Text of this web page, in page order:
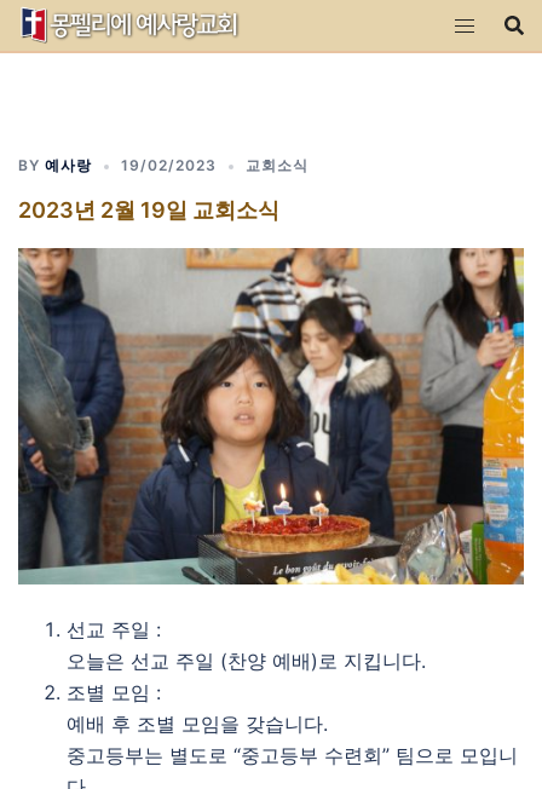
Skip
BY 예사랑 19/02/2023 교회소식
2023년 2월 19일 교회소식
선교 주일 :
오늘은 선교 주일 (찬양 예배)로 지킵니다. 
조별 모임 :
예배 후 조별 모임을 갖습니다.
중고등부는 별도로 “중고등부 수련회” 팀으로 모입니